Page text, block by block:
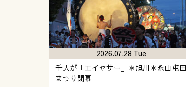
千人が「エイヤサー」＊旭川＊永山屯田
まつり閉幕
2026.07.28 Tue